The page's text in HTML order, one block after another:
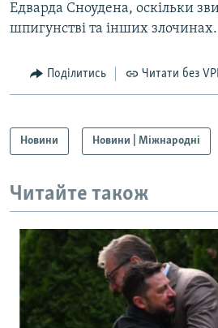
Едварда Сноудена, оскільки
шпигунстві та інших злочинах.
Поділитись Читати без
Новини Новини | Міжнародні
Читайте також